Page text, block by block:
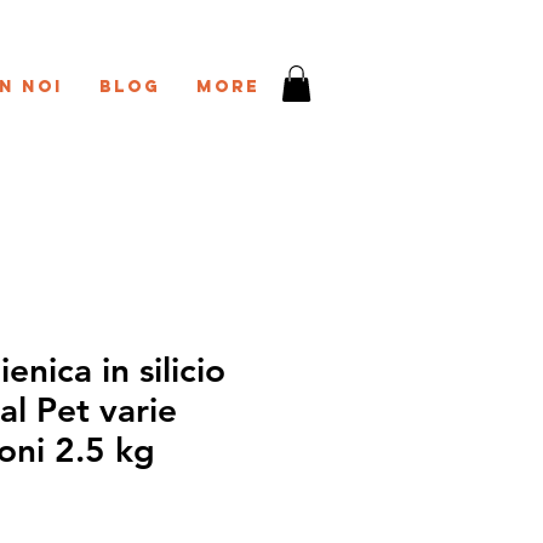
noi Blog More
in silicio
Pet varie
2.5 kg